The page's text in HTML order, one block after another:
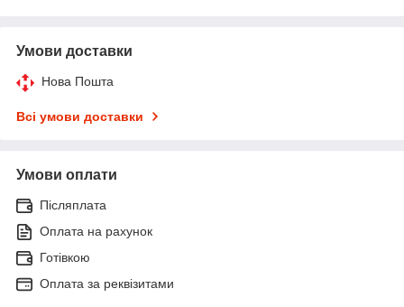
Умови доставки
Нова Пошта
Всі умови доставки
Умови оплати
Післяплата
Оплата на рахунок
Готівкою
Оплата за реквізитами